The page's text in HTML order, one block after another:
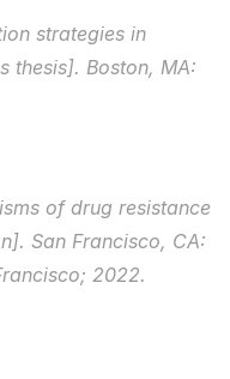
strategies in
thesis]. Boston, MA:
of drug resistance
San Francisco, CA:
2022.